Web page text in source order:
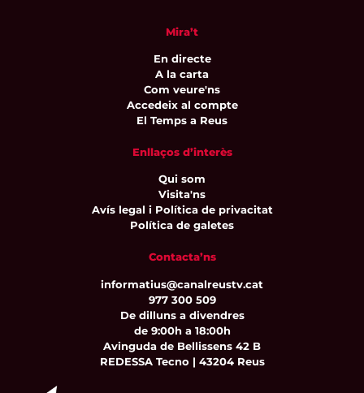
Mira’t
En directe
A la carta
Com veure'ns
Accedeix al compte
El Temps a Reus
Enllaços d’interès
Qui som
Visita'ns
Avís legal i Política de privacitat
Política de galetes
Contacta’ns
informatius@canalreustv.cat
977 300 509
De dilluns a divendres
de 9:00h a 18:00h
Avinguda de Bellissens 42 B
REDESSA Tecno | 43204 Reus